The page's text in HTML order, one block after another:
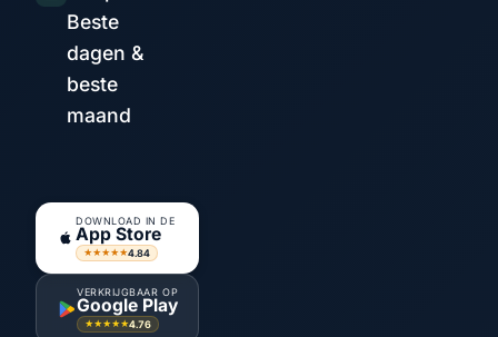
Beste
dagen &
beste
maand
DOWNLOAD IN DE
App Store
★★★★★4.84
VERKRIJGBAAR OP
Google Play
★★★★★4.76